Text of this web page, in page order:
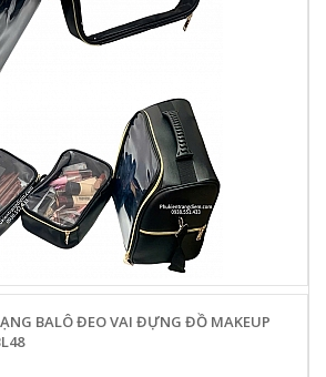
BALÔ ĐEO VAI ĐỰNG ĐỒ MAKEUP